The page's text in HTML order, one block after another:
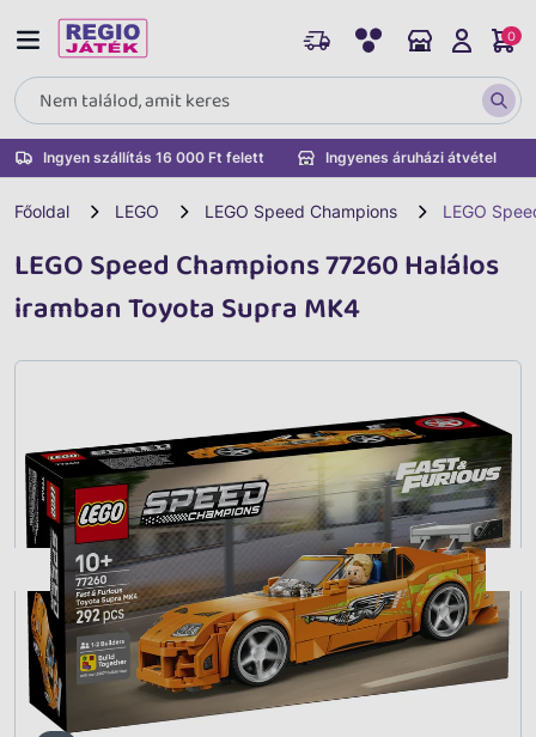
Ingyen szállítás 16 000 Ft felett Ingyenes áruházi átvétel
0
Főoldal LEGO LEGO Speed Champions LEGO
LEGO Speed Champions 77260 Halálos
iramban Toyota Supra MK4
Vissza